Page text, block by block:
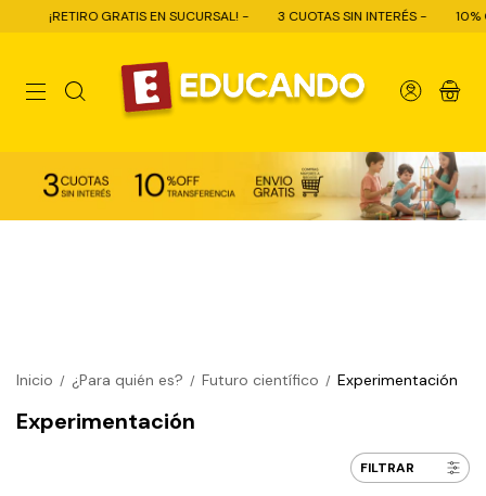
EN SUCURSAL! - 3 CUOTAS SIN INTERÉS - 10% OFF CON
0
Inicio / ¿Para quién es? / Futuro científico / Experimentación
Experimentación
FILTRAR